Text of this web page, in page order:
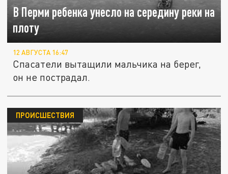
В Перми ребенка унесло на середину реки на
плоту
12 АВГУСТА 16:47
Спасатели вытащили мальчика на берег,
он не пострадал.
ПРОИСШЕСТВИЯ